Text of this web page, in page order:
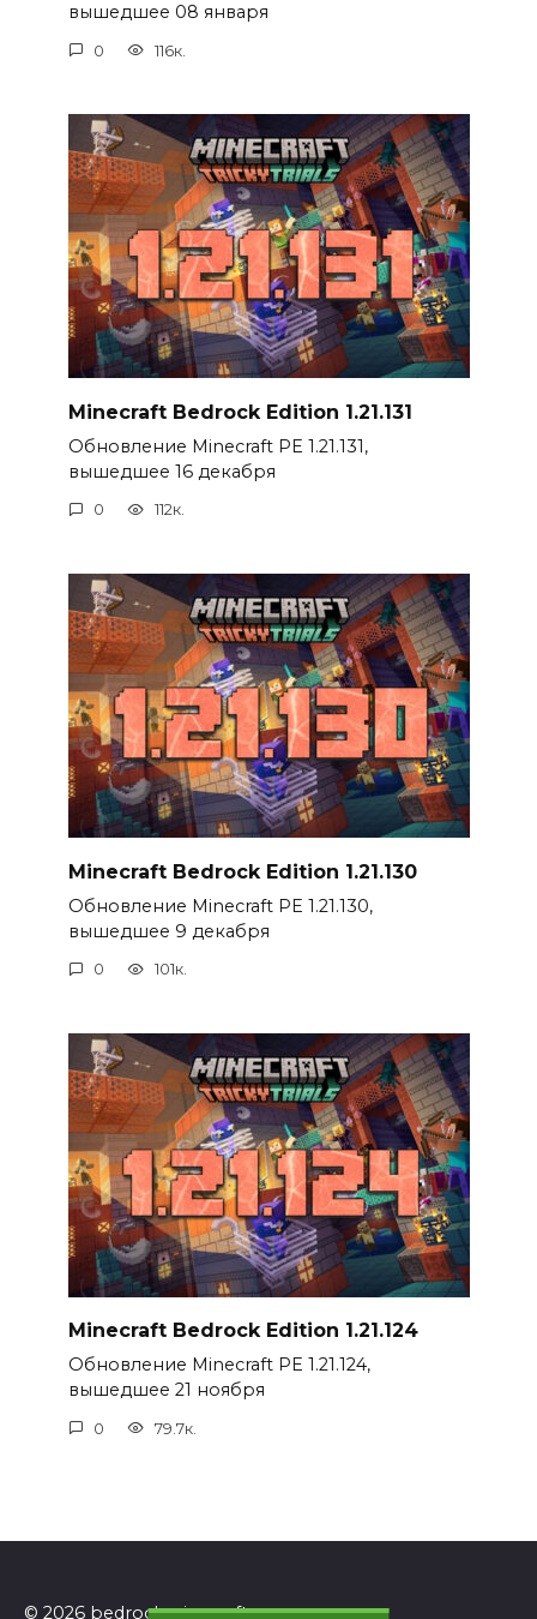
вышедшее 08 января
0 116к.
Minecraft Bedrock Edition 1.21.131
Обновление Minecraft PE 1.21.131,
вышедшее 16 декабря
0 112к.
Minecraft Bedrock Edition 1.21.130
Обновление Minecraft PE 1.21.130,
вышедшее 9 декабря
0 101к.
Minecraft Bedrock Edition 1.21.124
Обновление Minecraft PE 1.21.124,
вышедшее 21 ноября
0 79.7к.
© 2026 bedrockminecraft.ru